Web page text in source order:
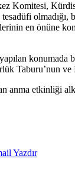
Komitesi,
en önüne
Taburu’nun ve
etkinliği
Yazdır